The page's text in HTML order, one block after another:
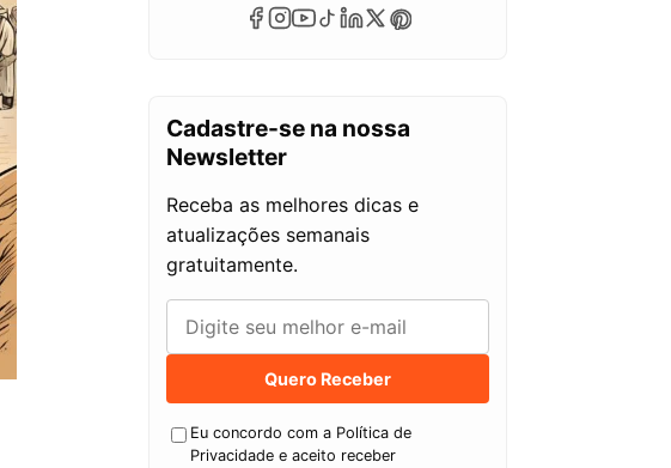
Cadastre-se na nossa
Newsletter
Receba as melhores dicas e
atualizações semanais
gratuitamente.
Quero Receber
Eu concordo com a Política de
Privacidade e aceito receber